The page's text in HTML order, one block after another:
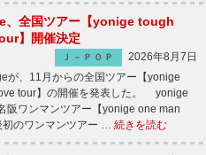
、全国ツアー【yonige tough
】開催決定
Ｊ－ＰＯＰ
2026年8月7日
が、11月からの全国ツアー【yonige
tour】の開催を発表した。 yonige
阪ワンマンツアー【yonige one man
初のワンマンツアー … 続きを読む